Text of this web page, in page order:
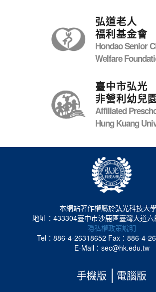
弘道老人
福利基金會
Hondao Senior
Welfare
臺中市弘光
非營利幼兒
Affiliated
Hung Kuang
本網站著作權屬於弘光科技大
地址：433304臺中市沙鹿區臺灣大道
隱私權政策說明
Tel：886-4-26318652 Fax：886-4-
E-Mail：sec@hk.edu.tw
手機版 電腦版